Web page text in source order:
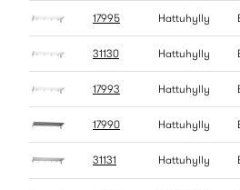
17995 Hattuhylly
31130 Hattuhylly
17993 Hattuhylly
17990 Hattuhylly
31131 Hattuhylly